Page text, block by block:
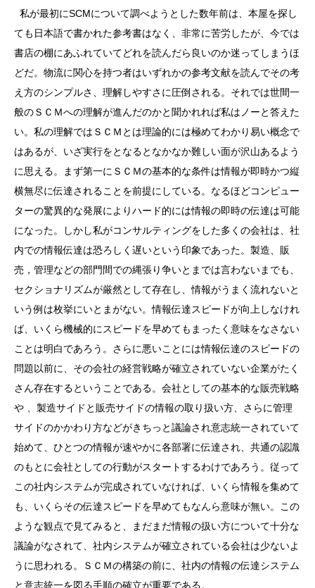
私が最初にSCMについて調べようとした数年前は、本屋を探し
ても日本語で書かれた参考書はなく、非常に苦労したが、今では
書店の棚にあふれていてどれを読んだら良いのか迷ってしまうほ
どだ。物流に関心を持つ者はいずれかの参考文献を読んでその考
え方のシンプルさ、理解しやすさに圧倒される。それでは世間一
般のＳＣＭへの理解が進んだのかと聞かれれば私はノーと答えた
い。私の理解ではＳＣＭとは理論的には極めてわかり易い概念で
はあるが、いざ実行をとなるとなかなか難しい面が沢山あるよう
に思える。まず第一にＳＣＭの基本的な条件は情報が即時かつ縦
横無尽に伝達されることを前提にしている。なるほどコンピュー
ターの驚異的な発展によりハード的には情報の即時の伝達は可能
になった。しかし私がコンサルティングをした多くの会社は、社
内での情報伝達は恐ろしく遅いという印象であった。製造、販
売，管理などの部門間での縄張り争いとまでは言わないまでも、
セクショナリズムが厳然として存在し、情報がうまく流れないと
いう例は枚挙にいとまがない。情報伝達スピードが向上しなけれ
ば、いくら機械的にスピードを早めてもまったく意味をなさない
ことは明白であろう。さらに悪いことには情報伝達のスピードの
問題以前に、その会社の経営戦略が確立されていない企業がたく
さん存在するということである。会社としての基本的な販売戦略
や 、製造サイドと販売サイドの情報の取り扱い方、さらに管理
サイドのかかわり方などがきちっと議論され意志統一されていて
始めて、ひとつの情報が速やかに各部署に伝達され、共通の認識
のもとに会社としての行動がスタートするわけであろう。従って
この社内システムが完成されていなければ、いくら情報を集めて
も、いくらその伝達スピードを早めてもなんら意味が無い。この
ような観点で見てみると、まだまだ情報の扱い方について十分な
議論がなされて、社内システムが確立されている会社は少ないよ
うに思われる。ＳＣＭの構築の前に、社内の情報の伝達システム
と意志統一を図る手順の確立が重要である。